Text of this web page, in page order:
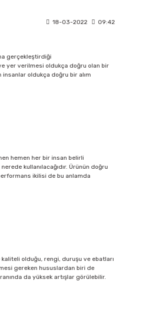
18-03-2022 09:42
gerçekleştirdiği
yer verilmesi oldukça doğru olan bir
insanlar oldukça doğru bir alım
hemen her bir insan belirli
kullanılacağıdır. Ürünün doğru
ikilisi de bu anlamda
olduğu, rengi, duruşu ve ebatları
gereken hususlardan biri de
da yüksek artışlar görülebilir.